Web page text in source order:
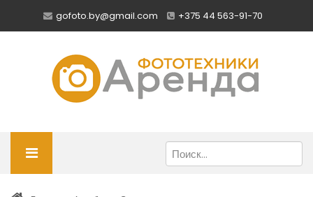
gofoto.by@gmail.com +375 44 563-91-70